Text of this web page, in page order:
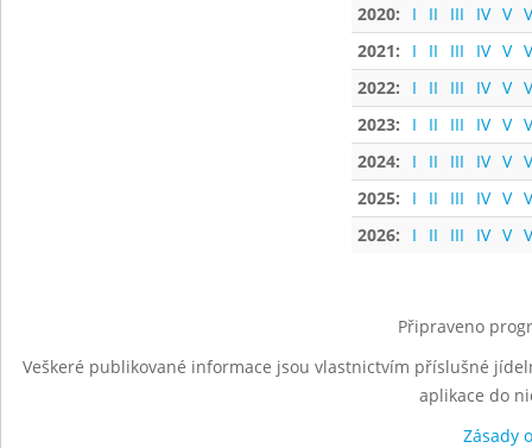
2020:
I II III IV V
2021:
I II III IV V
2022:
I II III IV V
2023:
I II III IV V
2024:
I II III IV V
2025:
I II III IV V
2026:
I II III IV V
Připraveno
Veškeré publikované informace jsou vlastnictvím příslušné
aplikace do
Zásady